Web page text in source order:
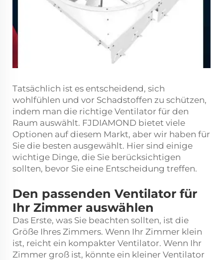
Tatsächlich ist es entscheidend, sich
wohlfühlen und vor Schadstoffen zu schützen,
indem man die richtige Ventilator für den
Raum auswählt. FJDIAMOND bietet viele
Optionen auf diesem Markt, aber wir haben für
Sie die besten ausgewählt. Hier sind einige
wichtige Dinge, die Sie berücksichtigen
sollten, bevor Sie eine Entscheidung treffen.
Den passenden Ventilator für
Ihr Zimmer auswählen
Das Erste, was Sie beachten sollten, ist die
Größe Ihres Zimmers. Wenn Ihr Zimmer klein
ist, reicht ein kompakter Ventilator. Wenn Ihr
Zimmer groß ist, könnte ein kleiner Ventilator